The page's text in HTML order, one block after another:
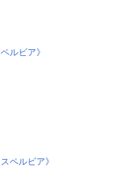
ルビア》
ペルビア》